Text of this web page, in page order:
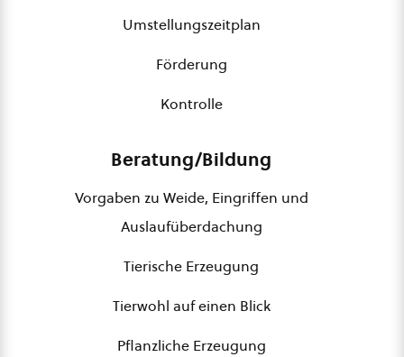
Umstellungszeitplan
Förderung
Kontrolle
Beratung/Bildung
Vorgaben zu Weide, Eingriffen und
Auslaufüberdachung
Tierische Erzeugung
Tierwohl auf einen Blick
Pflanzliche Erzeugung